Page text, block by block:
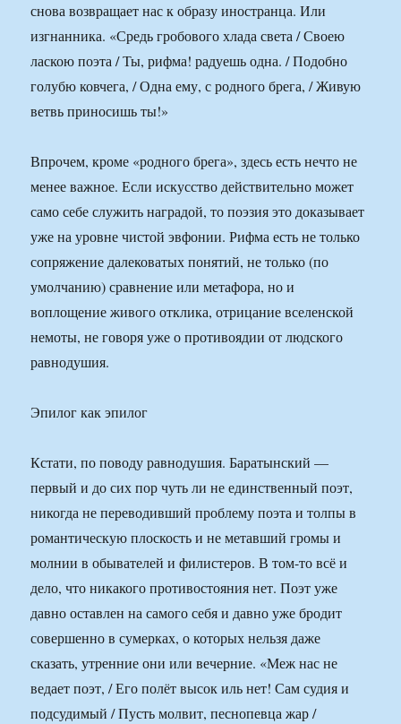
снова возвращает нас к образу иностранца. Или
изгнанника. «Средь гробового хлада света / Своею
ласкою поэта / Ты, рифма! радуешь одна. / Подобно
голубю ковчега, / Одна ему, с родного брега, / Живую
ветвь приносишь ты!»
Впрочем, кроме «родного брега», здесь есть нечто не
менее важное. Если искусство действительно может
само себе служить наградой, то поэзия это доказывает
уже на уровне чистой эвфонии. Рифма есть не только
сопряжение далековатых понятий, не только (по
умолчанию) сравнение или метафора, но и
воплощение живого отклика, отрицание вселенской
немоты, не говоря уже о противоядии от людского
равнодушия.
Эпилог как эпилог
Кстати, по поводу равнодушия. Баратынский —
первый и до сих пор чуть ли не единственный поэт,
никогда не переводивший проблему поэта и толпы в
романтическую плоскость и не метавший громы и
молнии в обывателей и филистеров. В том-то всё и
дело, что никакого противостояния нет. Поэт уже
давно оставлен на самого себя и давно уже бродит
совершенно в сумерках, о которых нельзя даже
сказать, утренние они или вечерние. «Меж нас не
ведает поэт, / Его полёт высок иль нет! Сам судия и
подсудимый / Пусть молвит, песнопевца жар /